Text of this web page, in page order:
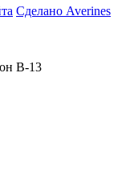
Сделано Averines
В-13